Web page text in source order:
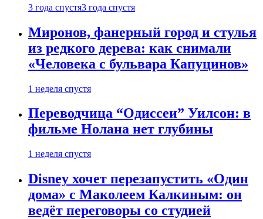
3 года спустя3 года спустя
Миронов, фанерный город и стулья
из редкого дерева: как снимали
«Человека с бульвара Капуцинов»
1 неделя спустя
Переводчица “Одиссеи” Уилсон: в
фильме Нолана нет глубины
1 неделя спустя
Disney хочет перезапустить «Один
дома» с Маколеем Калкиным: он
ведёт переговоры со студией